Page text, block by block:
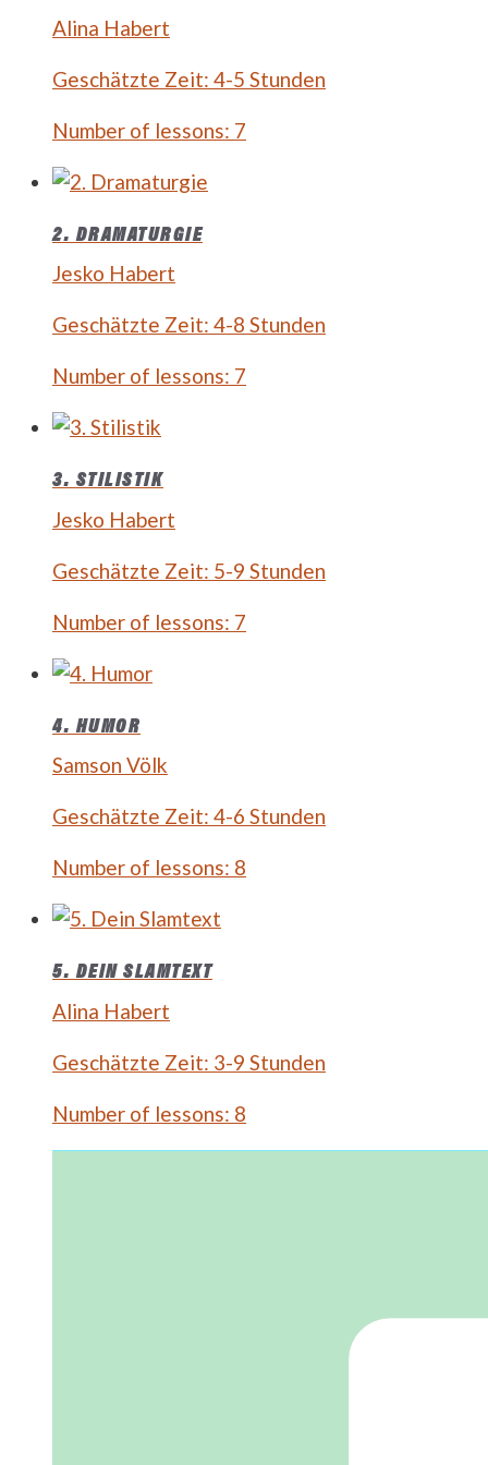
Alina Habert
Geschätzte Zeit: 4-5 Stunden
Number of lessons: 7
2. DRAMATURGIE
Jesko Habert
Geschätzte Zeit: 4-8 Stunden
Number of lessons: 7
3. STILISTIK
Jesko Habert
Geschätzte Zeit: 5-9 Stunden
Number of lessons: 7
4. HUMOR
Samson Völk
Geschätzte Zeit: 4-6 Stunden
Number of lessons: 8
5. DEIN SLAMTEXT
Alina Habert
Geschätzte Zeit: 3-9 Stunden
Number of lessons: 8